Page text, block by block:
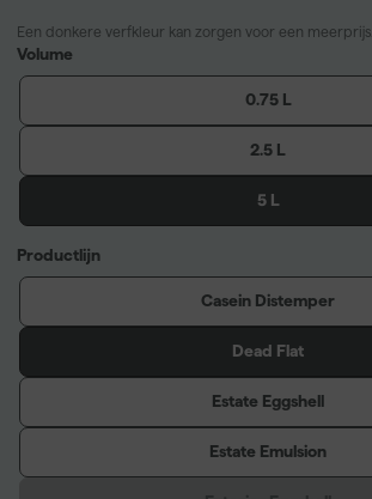
Een donkere verfkleur kan zorgen voor een meerprijs.
Volume
0.75 L
2.5 L
5 L
Productlijn
Casein Distemper
Dead Flat
Estate Eggshell
Estate Emulsion